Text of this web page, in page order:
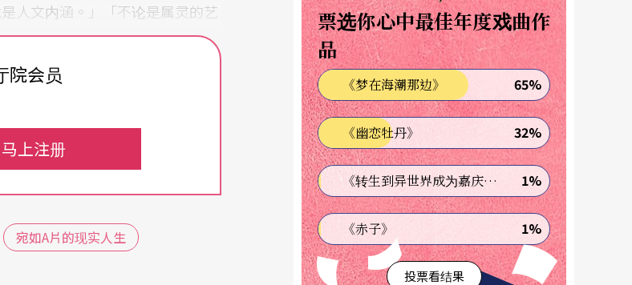
人文内涵。」「不论是属灵的艺
舒畅，都可以提升我们的生活品
问题、寻找美的各种途径、到
史评述，中西文化比较，从极
说：「视觉美的养成之所以困
的美质，是无法养成审美的习惯
、公民美学的推动责任与方向，
院会员
马上注册
宛如A片的现实人生
票选你心中最佳年度戏曲作
品
《梦在海潮那边》 65%
《幽恋牡丹》 32%
《转生到异世界成为嘉庆君—发现我的祖先是诈骗集团!?》 1%
《赤子》 1%
投票看结果